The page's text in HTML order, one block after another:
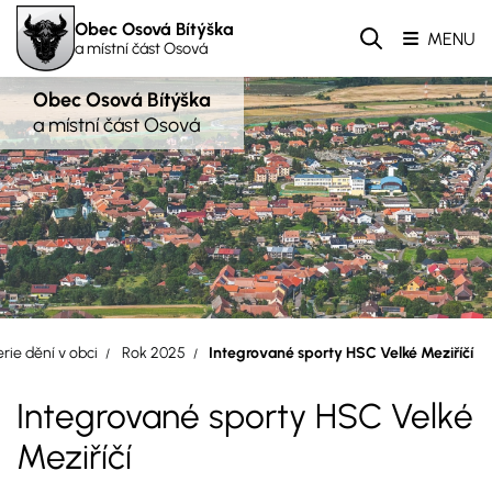
Obec Osová Bítýška
a místní část Osová MENU
Obec Osová Bítýška
a místní část Osová
dění v obci Rok 2025 Integrované sporty HSC Velké Meziříčí
Integrované sporty HSC Velké
Meziříčí